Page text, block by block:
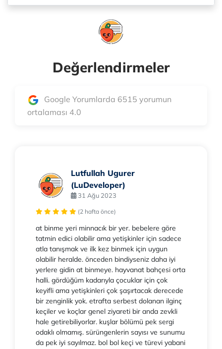
Değerlendirmeler
Google Yorumlarda 6515 yorumun
ortalaması 4.0
Lutfullah Ugurer
(LuDeveloper)
31 Ağu 2023
(2 hafta önce)
at binme yeri minnacık bir yer. bebelere göre
tatmin edici olabilir ama yetişkinler için sadece
atla tanışmak ve ilk kez binmek için uygun
olabilir heralde. önceden bindiyseniz daha iyi
yerlere gidin at binmeye. hayvanat bahçesi orta
halli. gördüğüm kadarıyla çocuklar için çok
keyifli ama yetişkinleri çok şaşırtacak derecede
bir zenginlik yok. etrafta serbest dolanan ilginç
keçiler ve koçlar genel ziyareti bir anda zevkli
hale getirebiliyorlar. kuşlar bölümü pek sergi
odaklı olmamış. sürüngenlerin sayısı ve sunumu
da pek iyi sayılmaz. bol bol keçi ve türevi yabani